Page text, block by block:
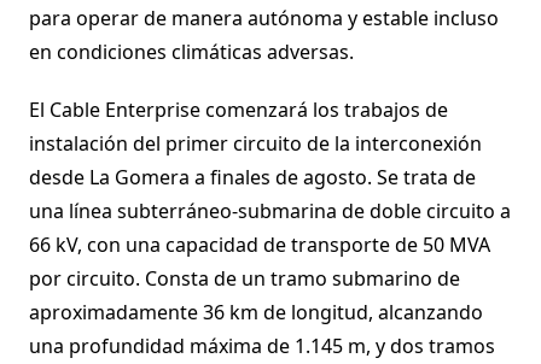
para operar de manera autónoma y estable incluso
en condiciones climáticas adversas.
El Cable Enterprise comenzará los trabajos de
instalación del primer circuito de la interconexión
desde La Gomera a finales de agosto. Se trata de
una línea subterráneo-submarina de doble circuito a
66 kV, con una capacidad de transporte de 50 MVA
por circuito. Consta de un tramo submarino de
aproximadamente 36 km de longitud, alcanzando
una profundidad máxima de 1.145 m, y dos tramos